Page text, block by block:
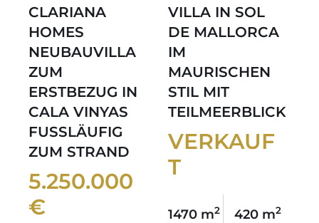
CLARIANA
HOMES
NEUBAUVILLA
ZUM
ERSTBEZUG IN
CALA VINYAS
FUSSLÄUFIG
ZUM STRAND
5.250.000
€
VILLA IN SOL
DE MALLORCA
IM
MAURISCHEN
STIL MIT
TEILMEERBLICK
VERKAUF
T
1470 m2 420 m2